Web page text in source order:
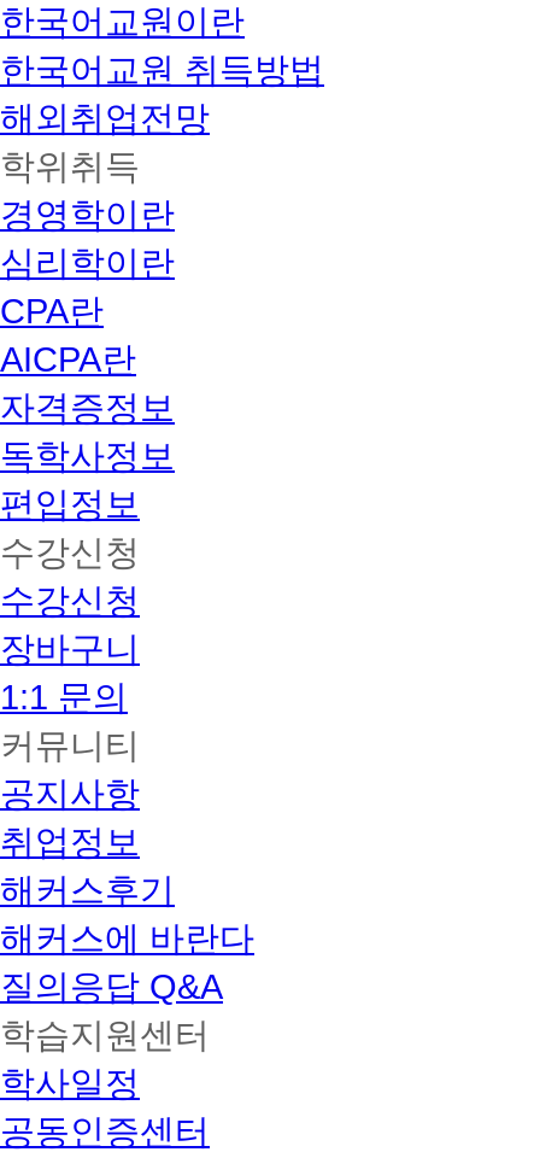
한국어교원이란
한국어교원 취득방법
해외취업전망
학위취득
경영학이란
심리학이란
CPA란
AICPA란
자격증정보
독학사정보
편입정보
수강신청
수강신청
장바구니
1:1 문의
커뮤니티
공지사항
취업정보
해커스후기
해커스에 바란다
질의응답 Q&A
학습지원센터
학사일정
공동인증센터